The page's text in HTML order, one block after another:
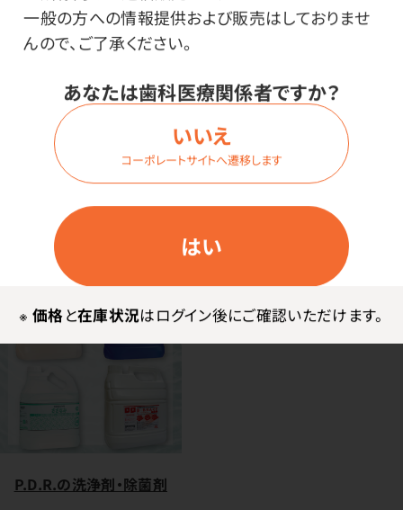
一般の方への情報提供および販売はしておりませ
んので、ご了承ください。
あなたは歯科医療関係者ですか？
はい
いいえ
コーポレートサイトへ遷移します
※ 価格と在庫状況はログイン後にご確認いただけます。
などをきたす場合があります。
P.D.R.の洗浄剤・除菌剤